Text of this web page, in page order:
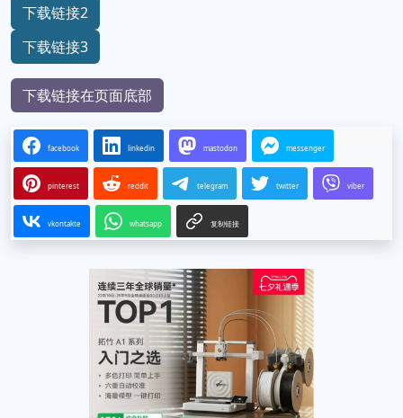
下载链接2
下载链接3
下载链接在页面底部
facebook linkedin mastodon messenger
pinterest reddit telegram twitter viber
vkontakte whatsapp 复制链接